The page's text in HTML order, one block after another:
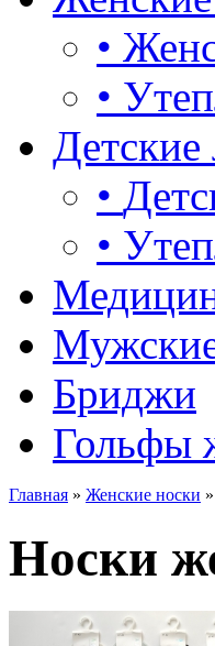
•
•
•
•
Бриджи
Гольфы
Главная » Женские носки »
Носки